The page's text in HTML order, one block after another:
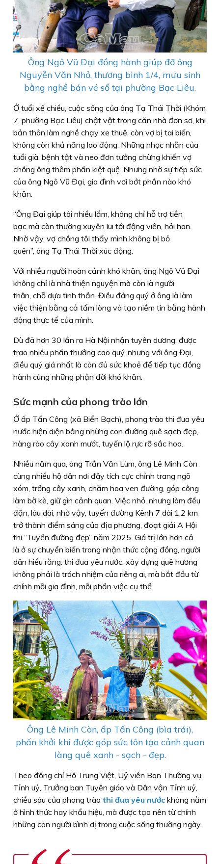
Ông Ngô Vũ Đại đồng hành giúp đỡ ông
Nguyễn Văn Nhỏ, thương binh 1/4, mưu sinh
bằng nghề bán vé số tại phường Bạc Liêu.
Ở tuổi xế chiều, cuộc sống của ông Tạ Thái Thời (Khóm
7, phường Bạc Liêu) chật vật trong căn nhà đơn sơ, khi
bản thân làm nghề chạy xe thuê, còn vợ bị tai biến,
không còn khả năng lao động. Những nhọc nhằn của
tuổi già, bệnh tật và neo đơn tưởng chừng khiến vợ
chồng ông thêm phần kiệt quệ. Nhưng nhờ sự tiếp sức
của ông Ngô Vũ Đại, gia đình vơi bớt phần nào khó
khăn.
“Ông Đại giúp tôi nhiều lắm, không chỉ hỗ trợ tiền
bạc mà còn thường xuyên lui tới động viên, hỏi han.
Nhờ vậy, vợ chồng tôi thấy mình không bị bỏ
quên”, ông Tạ Thái Thời xúc động.
Với nhiều người hoàn cảnh khó khăn, ông Ngô Vũ Đại
không chỉ là nhà thiện nguyện mà còn là người
thân, chỗ dựa tinh thần. Điều đáng quý ở ông là làm
việc thiện bằng cả tấm lòng và tạo niềm tin bằng hành
động thực tế của mình.
Dù đã hơn 30 lần ra Hà Nội nhận tuyên dương, được
trao nhiều phần thưởng cao quý, nhưng với ông Đại,
điều quý giá nhất là còn đủ sức khoẻ để tiếp tục đồng
hành cùng những phận đời khó khăn.
Sức mạnh của phong trào lớn
Ở ấp Tấn Công (xã Biển Bạch), phong trào thi đua yêu
nước hiện diện bằng những con đường quê sạch đẹp,
hàng rào cây xanh mướt, tuyến lộ rực rỡ sắc hoa.
Nhiều năm qua, ông Trần Văn Lùm, ông Lê Minh Còn
cùng nhiều hộ dân nơi đây tích cực chỉnh trang ngõ
xóm, trồng cây xanh, chăm hoa ven đường, góp công
làm bờ kè, giữ gìn cảnh quan. Việc nhỏ, nhưng làm đều
đặn, lâu dài, nhờ vậy, tuyến đường Kênh 7 dài 1,2 km
trở thành điểm sáng của địa phương, đoạt giải A Hội
thi “Tuyến đường đẹp” năm 2025. Giá trị lớn hơn cả
là ở sự chuyển biến trong nhận thức cộng đồng, người
dân hiểu rằng: thi đua yêu nước, xây dựng quê hương
không phải là trách nhiệm của riêng ai, mà bắt đầu từ
chính mỗi gia đình, mỗi phần việc cụ thể.
Ông Lê Minh Còn, ấp Tấn Công (bìa trái),
phấn khởi khi được góp sức tôn tạo cảnh quan
làng quê xanh - sạch - đẹp.
Theo đồng chí Hồ Trung Việt, Uỷ viên Ban Thường vụ
Tỉnh uỷ, Trưởng ban Tuyên giáo và Dân vận Tỉnh uỷ,
chiều sâu của phong trào thi đua yêu nước không nằm
ở hình thức hay khẩu hiệu, mà được tạo nên từ chính
những con người bình dị trong cuộc sống thường ngày.